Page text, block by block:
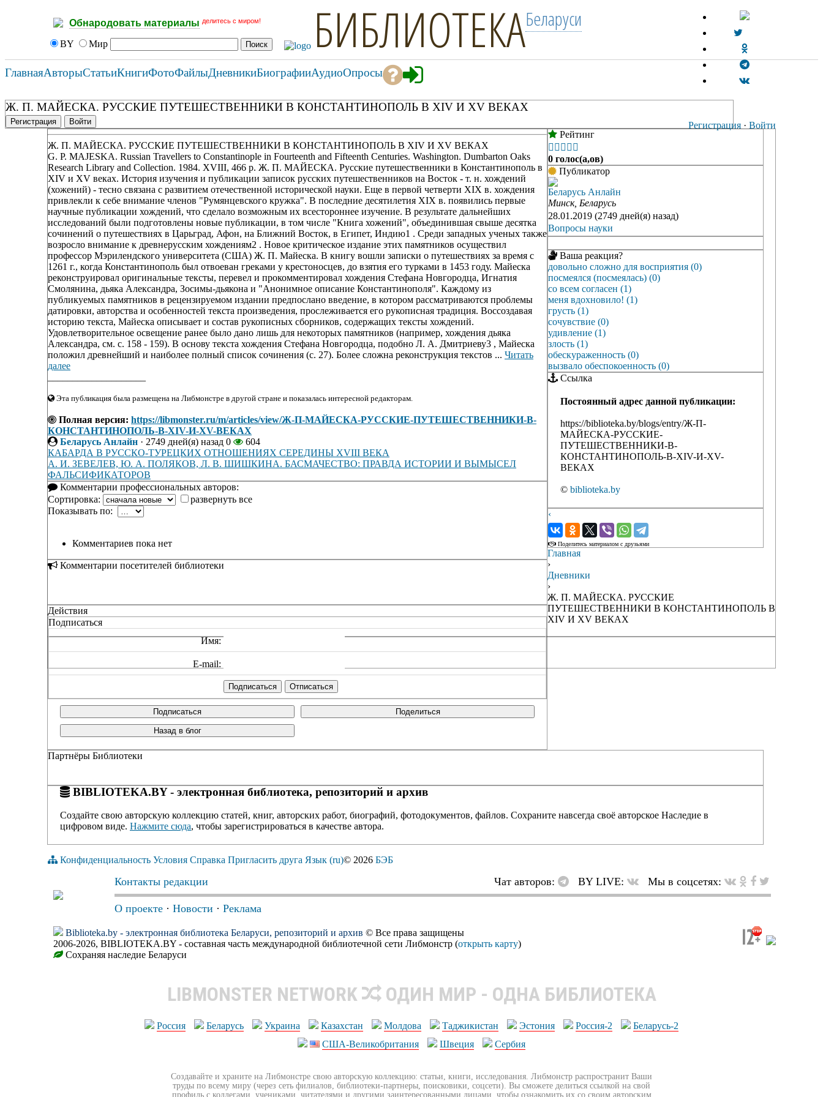
Обнародовать материалы делитесь с миром!
BY Мир БИБЛИОТЕКАБеларуси
Регистрация · Войти
ГлавнаяАвторыСтатьиКнигиФотоФайлыДневникиБиографииАудиоОпросы
Ж. П. МАЙЕСКА. РУССКИЕ ПУТЕШЕСТВЕННИКИ В КОНСТАНТИНОПОЛЬ В XIV И XV ВЕКАХ
Регистрация Войти
Ж. П. МАЙЕСКА. РУССКИЕ ПУТЕШЕСТВЕННИКИ В КОНСТАНТИНОПОЛЬ В XIV И XV ВЕКАХ
G. P. MAJESKA. Russian Travellers to Constantinople in Fourteenth and Fifteenth Centuries. Washington. Dumbarton Oaks
Research Library and Collection. 1984. XVIII, 466 p. Ж. П. МАЙЕСКА. Русские путешественники в Константинополь в
XIV и XV веках. История изучения и публикации записок русских путешественников на Восток - т. н. хождений
(хожений) - тесно связана с развитием отечественной исторической науки. Еще в первой четверти XIX в. хождения
привлекли к себе внимание членов "Румянцевского кружка". В последние десятилетия XIX в. появились первые
научные публикации хождений, что сделало возможным их всестороннее изучение. В результате дальнейших
исследований были подготовлены новые публикации, в том числе "Книга хожений", объединившая свыше десятка
сочинений о путешествиях в Царьград, Афон, на Ближний Восток, в Египет, Индию1 . Среди западных ученых также
возросло внимание к древнерусским хождениям2 . Новое критическое издание этих памятников осуществил
профессор Мэрилендского университета (США) Ж. П. Майеска. В книгу вошли записки о путешествиях за время с
1261 г., когда Константинополь был отвоеван греками у крестоносцев, до взятия его турками в 1453 году. Майеска
реконструировал оригинальные тексты, перевел и прокомментировал хождения Стефана Новгородца, Игнатия
Смолянина, дьяка Александра, Зосимы-дьякона и "Анонимное описание Константинополя". Каждому из
публикуемых памятников в рецензируемом издании предпослано введение, в котором рассматриваются проблемы
датировки, авторства и особенностей текста произведения, прослеживается его рукописная традиция. Воссоздавая
историю текста, Майеска описывает и состав рукописных сборников, содержащих тексты хождений.
Удовлетворительное освещение ранее было дано лишь для некоторых памятников (например, хождения дьяка
Александра, см. с. 158 - 159). В основу текста хождения Стефана Новгородца, подобно Л. А. Дмитриеву3 , Майеска
положил древнейший и наиболее полный список сочинения (с. 27). Более сложна реконструкция текстов ... Читать
далее
Эта публикация была размещена на Либмонстре в другой стране и показалась интересной редакторам.
Полная версия: https://libmonster.ru/m/articles/view/Ж-П-МАЙЕСКА-РУССКИЕ-ПУТЕШЕСТВЕННИКИ-В-
КОНСТАНТИНОПОЛЬ-В-XIV-И-XV-ВЕКАХ
Беларусь Анлайн · 2749 дней(я) назад 0
604
КАБАРДА В РУССКО-ТУРЕЦКИХ ОТНОШЕНИЯХ СЕРЕДИНЫ XVIII ВЕКА
А. И. ЗЕВЕЛЕВ, Ю. А. ПОЛЯКОВ, Л. В. ШИШКИНА. БАСМАЧЕСТВО: ПРАВДА ИСТОРИИ И ВЫМЫСЕЛ
ФАЛЬСИФИКАТОРОВ
Комментарии профессиональных авторов:
Сортировка:
развернуть все
Показывать по:
Комментариев пока нет
Комментарии посетителей библиотеки
Действия
Подписаться
Имя:
E-mail:
Подписаться Поделиться
Назад в блог
Рейтинг
    
0 голос(а,ов)
Публикатор
Беларусь Анлайн
Минск, Беларусь
28.01.2019 (2749 дней(я) назад)
Вопросы науки
Ваша реакция?
довольно сложно для восприятия (0)
посмеялся (посмеялась) (0)
со всем согласен (1)
меня вдохновило! (1)
грусть (1)
сочувствие (0)
удивление (1)
злость (1)
обескураженность (0)
вызвало обеспокоенность (0)
Ссылка
Постоянный адрес данной публикации:
https://biblioteka.by/blogs/entry/Ж-П-
МАЙЕСКА-РУССКИЕ-
ПУТЕШЕСТВЕННИКИ-В-
КОНСТАНТИНОПОЛЬ-В-XIV-И-XV-
ВЕКАХ
© biblioteka.by
‹
›
Поделитесь материалом с друзьями
Партнёры Библиотеки
BIBLIOTEKA.BY - электронная библиотека, репозиторий и архив
Создайте свою авторскую коллекцию статей, книг, авторских работ, биографий, фотодокументов, файлов. Сохраните навсегда своё авторское Наследие в
цифровом виде. Нажмите сюда, чтобы зарегистрироваться в качестве автора.
Главная
›
Дневники
›
Ж. П. МАЙЕСКА. РУССКИЕ
ПУТЕШЕСТВЕННИКИ В КОНСТАНТИНОПОЛЬ В
XIV И XV ВЕКАХ
Конфиденциальность Условия Справка Пригласить друга Язык (ru)© 2026 БЭБ
Контакты редакции Чат авторов: BY LIVE: Мы в соцсетях:
О проекте · Новости · Реклама
Biblioteka.by - электронная библиотека Беларуси, репозиторий и архив © Все права защищены
2006-2026, BIBLIOTEKA.BY - составная часть международной библиотечной сети Либмонстр (открыть карту)
Сохраняя наследие Беларуси
LIBMONSTER NETWORK ОДИН МИР - ОДНА БИБЛИОТЕКА
Россия Беларусь Украина Казахстан Молдова Таджикистан Эстония Россия-2
Беларусь-2
США-Великобритания
Швеция Сербия
Создавайте и храните на Либмонстре свою авторскую коллекцию: статьи, книги, исследования. Либмонстр распространит Ваши
труды по всему миру (через сеть филиалов, библиотеки-партнеры, поисковики, соцсети). Вы сможете делиться ссылкой на свой
профиль с коллегами, учениками, читателями и другими заинтересованными лицами, чтобы ознакомить их со своим авторским